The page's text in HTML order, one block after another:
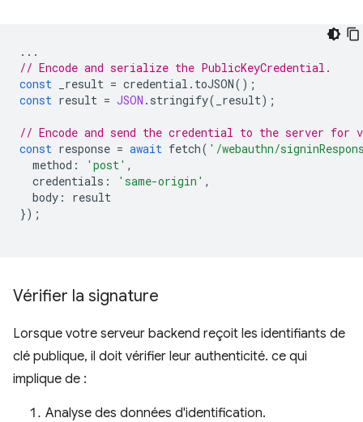
...
// Encode and serialize the PublicKeyCredential.
const
_result = credential . toJSON();
const result = JSON . stringify( _result);
// Encode and send the credential to the server
const response = await fetch( '/webauthn/
method : 'post' ,
credentials : 'same-origin' ,
body :
result
});
Vérifier la signature
Lorsque votre serveur backend reçoit les identifiants de
clé publique, il doit vérifier leur authenticité. ce qui
implique de :
Analyse des données d'identification.